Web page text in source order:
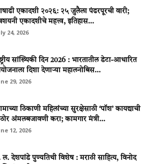
एकादशी २०२६: २५ जुलैला पंढरपूरची वारी;
एकादशीचे महत्त्व, इतिहास...
24, 2026
सांख्यिकी दिन 2026 : भारतातील डेटा-आधारित
दिशा देणाऱ्या महालनोबिस...
29, 2026
ठिकाणी महिलांच्या सुरक्षेसाठी ‘पॉश’ कायद्याची
अंमलबजावणी करा; कामगार मंत्री...
12, 2026
ल. देशपांडे पुण्यतिथी विशेष : मराठी साहित्य, विनोद